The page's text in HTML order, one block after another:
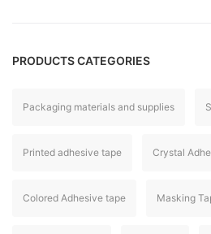
PRODUCTS CATEGORIES
Packaging materials and supplies
Printed adhesive tape Crystal
Colored Adhesive tape Masking